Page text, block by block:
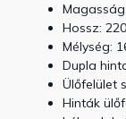
Hossz:
Mélység:
Dupla
Ülőfelület
Hinták